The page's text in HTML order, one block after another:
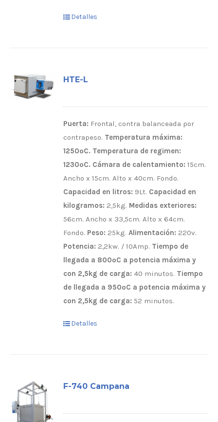
Detalles
HTE-L
Puerta: Frontal, contra balanceada por
contrapeso. Temperatura máxima:
1250ºC. Temperatura de regimen:
1230ºC. Cámara de calentamiento: 15cm.
Ancho x 15cm. Alto x 40cm. Fondo.
Capacidad en litros: 9Lt. Capacidad en
kilogramos: 2,5kg. Medidas exteriores:
56cm. Ancho x 33,5cm. Alto x 64cm.
Fondo. Peso: 25kg.Alimentación: 220v.
Potencia: 2,2kw. / 10Amp. Tiempo de
llegada a 800ºC a potencia máxima y
con 2,5kg de carga: 40 minutos. Tiempo
de llegada a 950ºC a potencia máxima y
con 2,5kg de carga: 52 minutos.
Detalles
F-740 Campana